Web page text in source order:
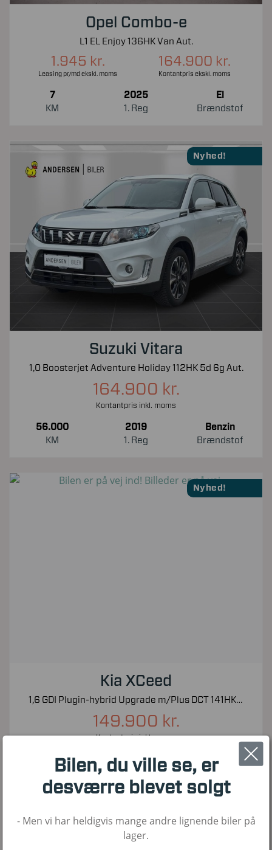
Opel Combo-e
L1 EL Enjoy 136HK Van Aut.
1.945 kr.
Leasing pr/md ekskl. moms
164.900 kr.
Kontantpris ekskl. moms
7
KM
2025
1. Reg
El
Brændstof
Nyhed!
Suzuki Vitara
1,0 Boosterjet Adventure Holiday 112HK 5d 6g Aut.
164.900 kr.
Kontantpris inkl. moms
56.000
KM
2019
1. Reg
Benzin
Brændstof
Nyhed!
Kia XCeed
1,6 GDI Plugin-hybrid Upgrade m/Plus DCT 141HK 5d 6g Aut.
149.900 kr.
Kontantpris inkl. moms
65.000
KM
2020
1. Reg
Hybrid
Brændstof
Nyhed!
Bilen, du ville se, er
desværre blevet solgt
- Men vi har heldigvis mange andre lignende biler på
lager.